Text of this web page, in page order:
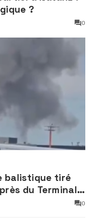
?
0
balistique tiré
du Terminal
0